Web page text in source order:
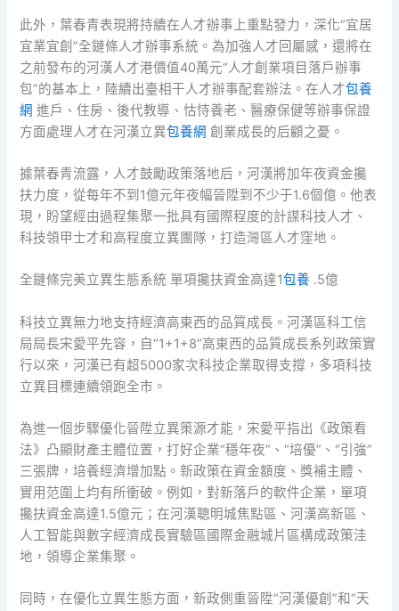
此外，葉春青表現將持續在人才辦事上重點發力，深化“宜居
宜業宜創”全鏈條人才辦事系統。為加強人才回屬感，還將在
之前發布的河漢人才港價值40萬元“人才創業項目落戶辦事
包”的基本上，陸續出臺相干人才辦事配套辦法。在人才包養
網 進戶、住房、後代教導、怙恃養老、醫療保健等辦事保證
方面處理人才在河漢立異包養網 創業成長的后顧之憂。
據葉春青流露，人才鼓勵政策落地后，河漢將加年夜資金攙
扶力度，從每年不到1億元年夜幅晉陞到不少于1.6個億。他表
現，盼望經由過程集聚一批具有國際程度的計謀科技人才、
科技領甲士才和高程度立異團隊，打造灣區人才窪地。
全鏈條完美立異生態系統 單項攙扶資金高達1包養 .5億
科技立異無力地支持經濟高東西的品質成長。河漢區科工信
局局長宋愛平先容，自“1+1+8”高東西的品質成長系列政策實
行以來，河漢已有超5000家次科技企業取得支撐，多項科技
立異目標連續領跑全市。
為進一個步驟優化晉陞立異策源才能，宋愛平指出《政策看
法》凸顯財產主體位置，打好企業“穩年夜”、“培優”、“引強”
三張牌，培養經濟增加點。新政策在資金額度、獎補主體、
實用范圍上均有所衝破。例如，對新落戶的軟件企業，單項
攙扶資金高達1.5億元；在河漢聰明城焦點區、河漢高新區、
人工智能與數字經濟成長實驗區國際金融城片區構成政策洼
地，領導企業集聚。
同時，在優化立異生態方面，新政側重晉陞“河漢優創”和“天